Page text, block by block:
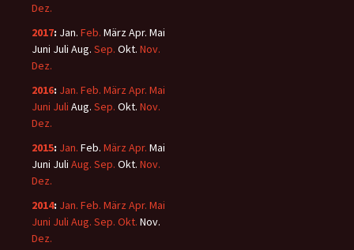
Dez.
2017: Jan. Feb. MärzApr. Mai
Juni Juli Aug. Sep. Okt. Nov.
Dez.
2016: Jan. Feb. März Apr. Mai
Juni Juli Aug. Sep. Okt. Nov.
Dez.
2015: Jan. Feb. März Apr. Mai
Juni Juli Aug. Sep. Okt. Nov.
Dez.
2014: Jan. Feb. März Apr. Mai
Juni Juli Aug. Sep. Okt. Nov.
Dez.